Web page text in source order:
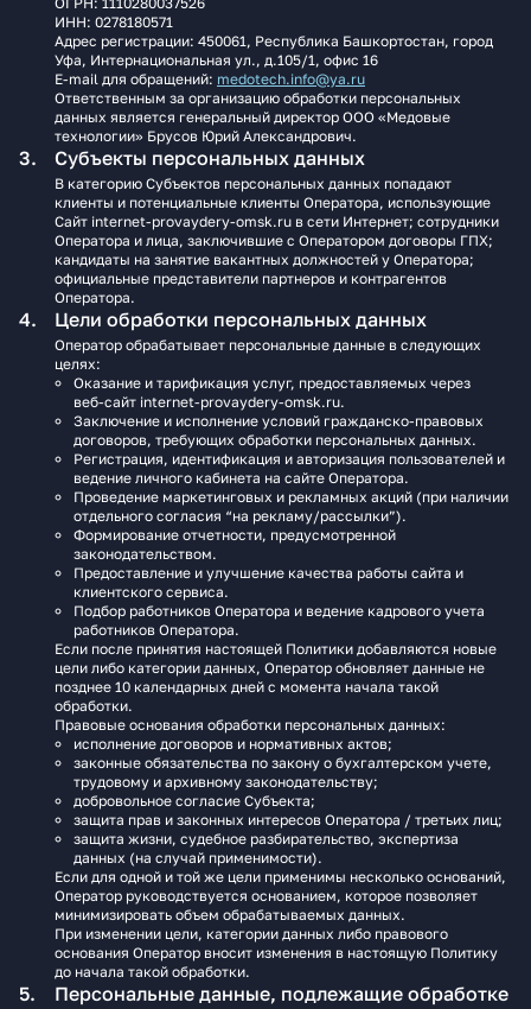
ИНН: 0278180571
Адрес регистрации: 450061, Республика Башкортостан, город
Уфа, Интернациональная ул., д.105/1, офис 16
E‑mail для обращений: medotech.info@ya.ru
Ответственным за организацию обработки персональных
данных является генеральный директор ООО «Медовые
технологии» Брусов Юрий Александрович.
Субъекты персональных данных
В категорию Субъектов персональных данных попадают
клиенты и потенциальные клиенты Оператора, использующие
Сайт internet-provaydery-omsk.ru в сети Интернет; сотрудники
Оператора и лица, заключившие с Оператором договоры ГПХ;
кандидаты на занятие вакантных должностей у Оператора;
официальные представители партнеров и контрагентов
Оператора.
Цели обработки персональных данных
Оператор обрабатывает персональные данные в следующих
целях:
Оказание и тарификация услуг, предоставляемых через
веб‑сайт internet-provaydery-omsk.ru.
Заключение и исполнение условий гражданско-правовых
договоров, требующих обработки персональных данных.
Регистрация, идентификация и авторизация пользователей и
ведение личного кабинета на сайте Оператора.
Проведение маркетинговых и рекламных акций (при наличии
отдельного согласия “на рекламу/рассылки”).
Формирование отчетности, предусмотренной
законодательством.
Предоставление и улучшение качества работы сайта и
клиентского сервиса.
Подбор работников Оператора и ведение кадрового учета
работников Оператора.
Если после принятия настоящей Политики добавляются новые
цели либо категории данных, Оператор обновляет данные не
позднее 10 календарных дней с момента начала такой
обработки.
Правовые основания обработки персональных данных:
исполнение договоров и нормативных актов;
законные обязательства по закону о бухгалтерском учете,
трудовому и архивному законодательству;
добровольное согласие Субъекта;
защита прав и законных интересов Оператора / третьих лиц;
защита жизни, судебное разбирательство, экспертиза
данных (на случай применимости).
Если для одной и той же цели применимы несколько оснований,
Оператор руководствуется основанием, которое позволяет
минимизировать объем обрабатываемых данных.
При изменении цели, категории данных либо правового
основания Оператор вносит изменения в настоящую Политику
до начала такой обработки.
Персональные данные, подлежащие обработке